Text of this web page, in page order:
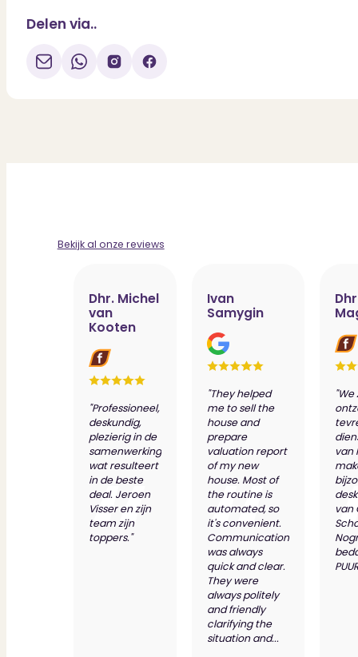
Delen via..
Bekijk al onze reviews
Dhr. Michel
van
Kooten
"Professioneel,
deskundig,
plezierig in de
samenwerking
wat resulteert
in de beste
deal. Jeroen
Visser en zijn
team zijn
toppers."
Ivan
Samygin
"They helped
me to sell the
house and
prepare
valuation report
of my new
house. Most of
the routine is
automated, so
it's convenient.
Communication
was always
quick and clear.
They were
always politely
and friendly
clarifying the
situation and...
"We
van
van